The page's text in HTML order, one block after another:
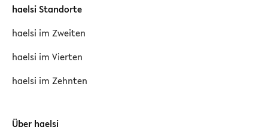
haelsi Standorte
haelsi im Zweiten
haelsi im Vierten
haelsi im Zehnten
Über haelsi